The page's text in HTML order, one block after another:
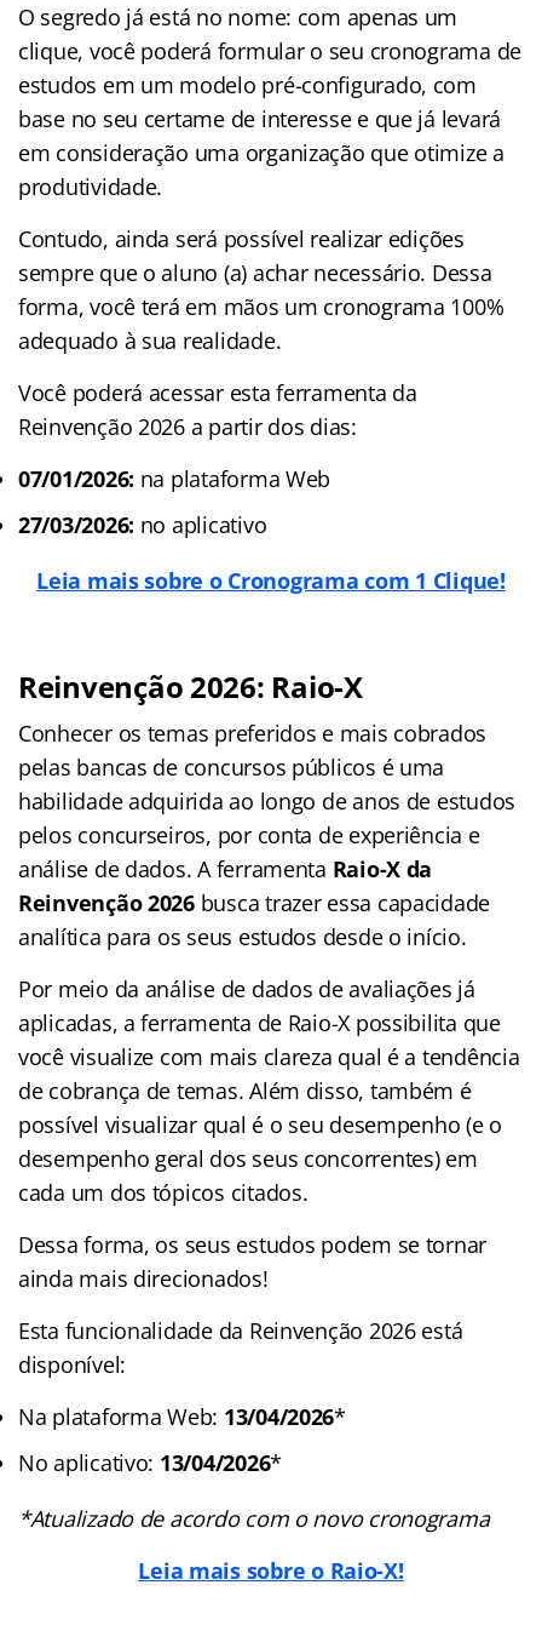
O segredo já está no nome: com apenas um
clique, você poderá formular o seu cronograma de
estudos em um modelo pré-configurado, com
base no seu certame de interesse e que já levará
em consideração uma organização que otimize a
produtividade.
Contudo, ainda será possível realizar edições
sempre que o aluno (a) achar necessário. Dessa
forma, você terá em mãos um cronograma 100%
adequado à sua realidade.
Você poderá acessar esta ferramenta da
Reinvenção 2026 a partir dos dias:
07/01/2026: na plataforma Web
27/03/2026: no aplicativo
Leia mais sobre o Cronograma com 1 Clique!
Reinvenção 2026: Raio-X
Conhecer os temas preferidos e mais cobrados
pelas bancas de concursos públicos é uma
habilidade adquirida ao longo de anos de estudos
pelos concurseiros, por conta de experiência e
análise de dados. A ferramenta Raio-X da
Reinvenção 2026busca trazer essa capacidade
analítica para os seus estudos desde o início.
Por meio da análise de dados de avaliações já
aplicadas, a ferramenta de Raio-X possibilita que
você visualize com mais clareza qual é a tendência
de cobrança de temas. Além disso, também é
possível visualizar qual é o seu desempenho (e o
desempenho geral dos seus concorrentes) em
cada um dos tópicos citados.
Dessa forma, os seus estudos podem se tornar
ainda mais direcionados!
Esta funcionalidade da Reinvenção 2026 está
disponível:
Na plataforma Web: 13/04/2026*
No aplicativo: 13/04/2026*
*Atualizado de acordo com o novo cronograma
Leia mais sobre o Raio-X!